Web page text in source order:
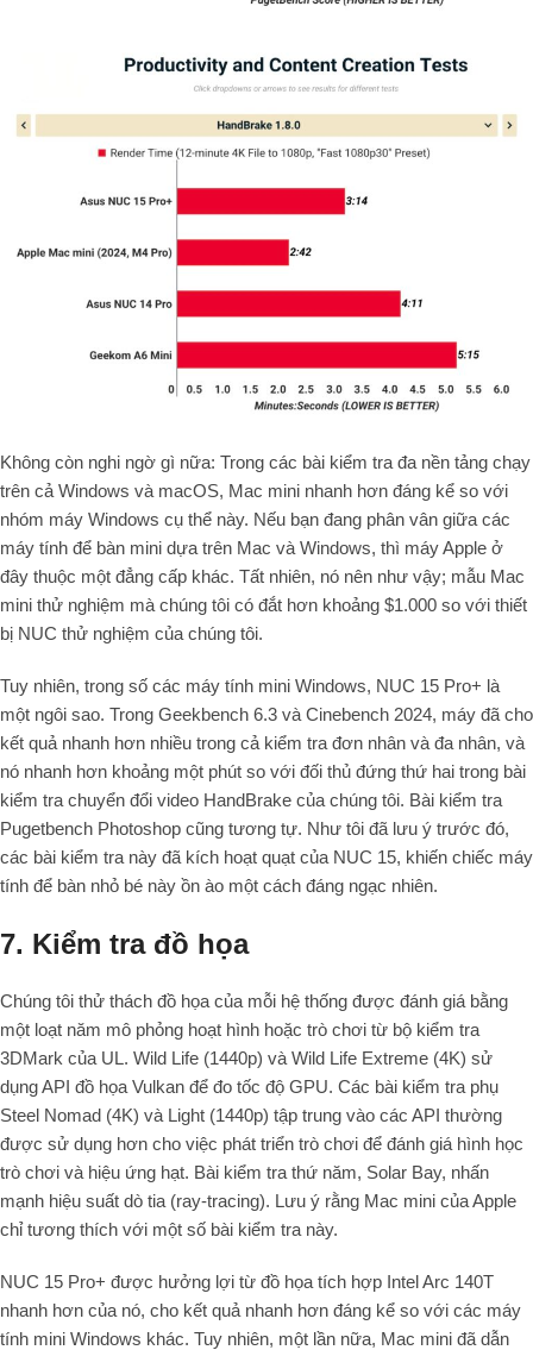
Không còn nghi ngờ gì nữa: Trong các bài kiểm tra đa nền tảng chạy
trên cả Windows và macOS, Mac mini nhanh hơn đáng kể so với
nhóm máy Windows cụ thể này. Nếu bạn đang phân vân giữa các
máy tính để bàn mini dựa trên Mac và Windows, thì máy Apple ở
đây thuộc một đẳng cấp khác. Tất nhiên, nó nên như vậy; mẫu Mac
mini thử nghiệm mà chúng tôi có đắt hơn khoảng $1.000 so với thiết
bị NUC thử nghiệm của chúng tôi.
Tuy nhiên, trong số các máy tính mini Windows, NUC 15 Pro+ là
một ngôi sao. Trong Geekbench 6.3 và Cinebench 2024, máy đã cho
kết quả nhanh hơn nhiều trong cả kiểm tra đơn nhân và đa nhân, và
nó nhanh hơn khoảng một phút so với đối thủ đứng thứ hai trong bài
kiểm tra chuyển đổi video HandBrake của chúng tôi. Bài kiểm tra
Pugetbench Photoshop cũng tương tự. Như tôi đã lưu ý trước đó,
các bài kiểm tra này đã kích hoạt quạt của NUC 15, khiến chiếc máy
tính để bàn nhỏ bé này ồn ào một cách đáng ngạc nhiên.
7. Kiểm tra đồ họa
Chúng tôi thử thách đồ họa của mỗi hệ thống được đánh giá bằng
một loạt năm mô phỏng hoạt hình hoặc trò chơi từ bộ kiểm tra
3DMark của UL. Wild Life (1440p) và Wild Life Extreme (4K) sử
dụng API đồ họa Vulkan để đo tốc độ GPU. Các bài kiểm tra phụ
Steel Nomad (4K) và Light (1440p) tập trung vào các API thường
được sử dụng hơn cho việc phát triển trò chơi để đánh giá hình học
trò chơi và hiệu ứng hạt. Bài kiểm tra thứ năm, Solar Bay, nhấn
mạnh hiệu suất dò tia (ray-tracing). Lưu ý rằng Mac mini của Apple
chỉ tương thích với một số bài kiểm tra này.
NUC 15 Pro+ được hưởng lợi từ đồ họa tích hợp Intel Arc 140T
nhanh hơn của nó, cho kết quả nhanh hơn đáng kể so với các máy
tính mini Windows khác. Tuy nhiên, một lần nữa, Mac mini đã dẫn